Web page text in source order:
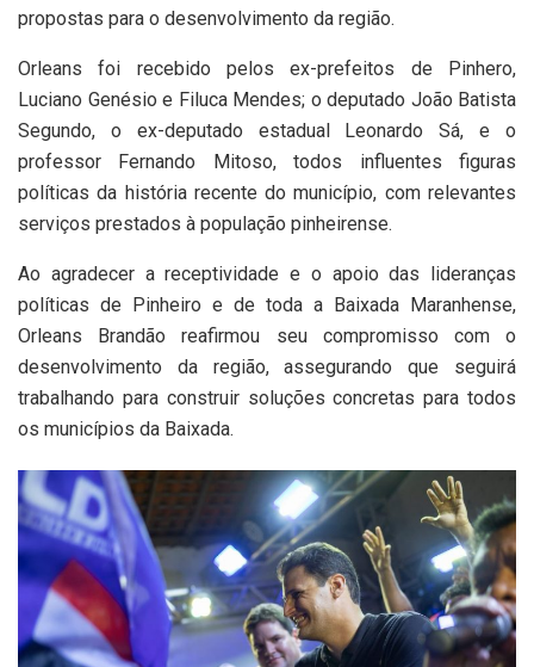
propostas para o desenvolvimento da região.
Orleans foi recebido pelos ex-prefeitos de Pinhero,
Luciano Genésio e Filuca Mendes; o deputado João Batista
Segundo, o ex-deputado estadual Leonardo Sá, e o
professor Fernando Mitoso, todos influentes figuras
políticas da história recente do município, com relevantes
serviços prestados à população pinheirense.
Ao agradecer a receptividade e o apoio das lideranças
políticas de Pinheiro e de toda a Baixada Maranhense,
Orleans Brandão reafirmou seu compromisso com o
desenvolvimento da região, assegurando que seguirá
trabalhando para construir soluções concretas para todos
os municípios da Baixada.